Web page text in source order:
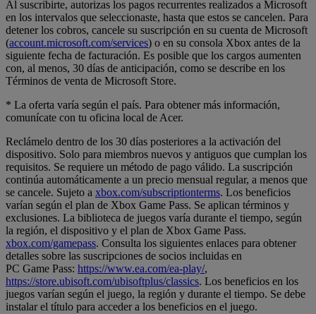
Al suscribirte, autorizas los pagos recurrentes realizados a Microsoft
en los intervalos que seleccionaste, hasta que estos se cancelen. Para
detener los cobros, cancele su suscripción en su cuenta de Microsoft
(account.microsoft.com/services) o en su consola Xbox antes de la
siguiente fecha de facturación. Es posible que los cargos aumenten
con, al menos, 30 días de anticipación, como se describe en los
Términos de venta de Microsoft Store.
* La oferta varía según el país. Para obtener más información,
comunícate con tu oficina local de Acer.
Reclámelo dentro de los 30 días posteriores a la activación del
dispositivo. Solo para miembros nuevos y antiguos que cumplan los
requisitos. Se requiere un método de pago válido. La suscripción
continúa automáticamente a un precio mensual regular, a menos que
se cancele. Sujeto a xbox.com/subscriptionterms. Los beneficios
varían según el plan de Xbox Game Pass. Se aplican términos y
exclusiones. La biblioteca de juegos varía durante el tiempo, según
la región, el dispositivo y el plan de Xbox Game Pass.
xbox.com/gamepass. Consulta los siguientes enlaces para obtener
detalles sobre las suscripciones de socios incluidas en
PC Game Pass: https://www.ea.com/ea-play/,
https://store.ubisoft.com/ubisoftplus/classics. Los beneficios en los
juegos varían según el juego, la región y durante el tiempo. Se debe
instalar el título para acceder a los beneficios en el juego.